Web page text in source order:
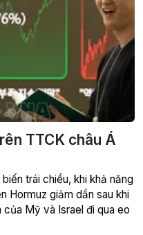
TTCK châu Á
trái chiều, khi khả năng
Hormuz giảm dần sau khi
Mỹ và Israel đi qua eo